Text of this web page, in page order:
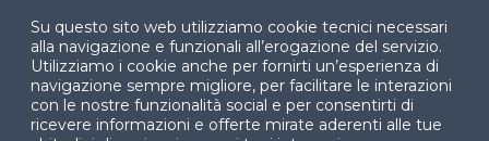
Facebook LinkedIn
YouTube X
Su questo sito web utilizziamo cookie tecnici necessari
alla navigazione e funzionali all’erogazione del servizio.
Utilizziamo i cookie anche per fornirti un’esperienza di
navigazione sempre migliore, per facilitare le interazioni
con le nostre funzionalità social e per consentirti di
ricevere informazioni e offerte mirate aderenti alle tue